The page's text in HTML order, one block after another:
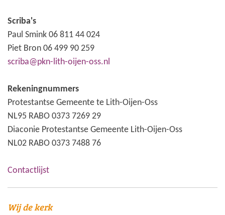
Scriba's
Paul Smink 06 811 44 024
Piet Bron 06 499 90 259
scriba@pkn-lith-oijen-oss.nl
Rekeningnummers
Protestantse Gemeente te Lith-Oijen-Oss
NL95 RABO 0373 7269 29
Diaconie Protestantse Gemeente Lith-Oijen-Oss
NL02 RABO 0373 7488 76
Contactlijst
Wij de kerk